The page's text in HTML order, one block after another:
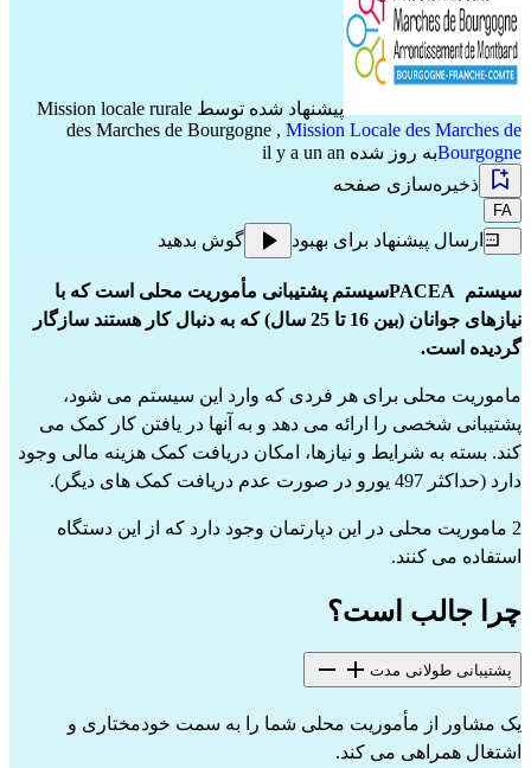
پیشنهاد شده توسط Mission locale rurale
des Marches de Bourgogne , Mission Locale des Marches de
Bourgogneبه روز شده il y a un an
ذخیره‌سازی صفحه
FA
ارسال پیشنهاد برای بهبود گوش بدهید
گردیده است.
دارد (حداکثر 497 یورو در صورت عدم دریافت کمک های دیگر).
استفاده می کنند.
چرا جالب است؟
پشتیبانی طولانی مدت
اشتغال همراهی می کند.